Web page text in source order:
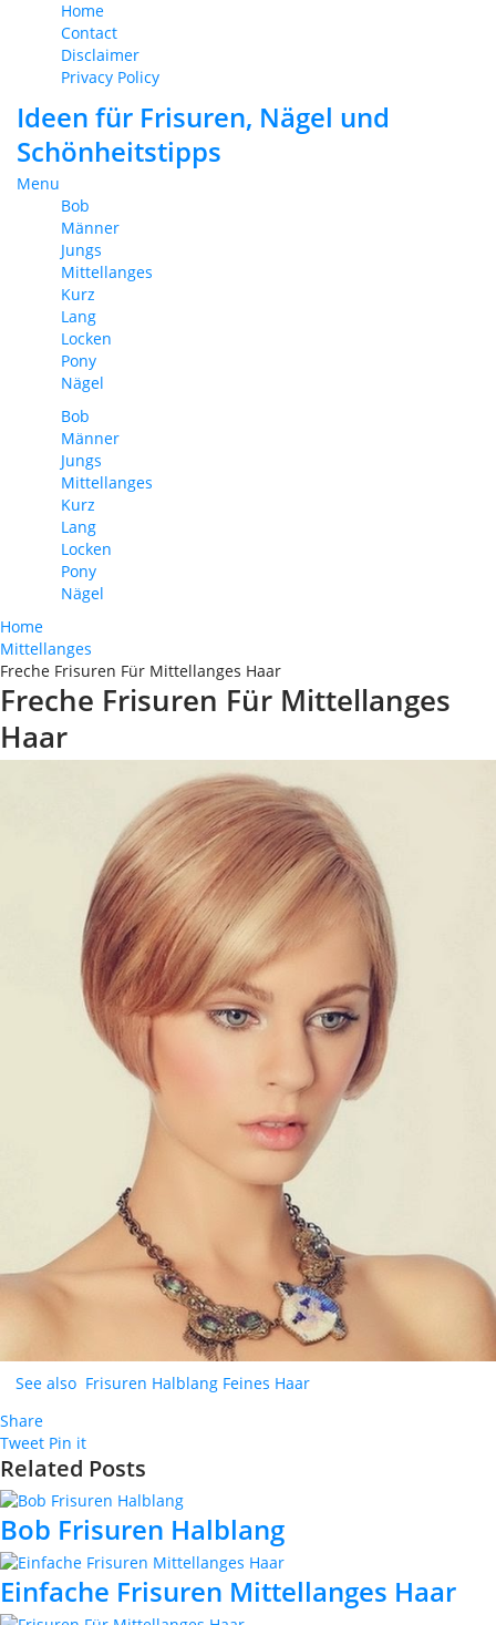
Home
Contact
Disclaimer
Privacy Policy
Ideen für Frisuren, Nägel und
Schönheitstipps
Menu
Bob
Männer
Jungs
Mittellanges
Kurz
Lang
Locken
Pony
Nägel
Bob
Männer
Jungs
Mittellanges
Kurz
Lang
Locken
Pony
Nägel
Home
Mittellanges
Freche Frisuren Für Mittellanges Haar
Freche Frisuren Für Mittellanges
Haar
See also Frisuren Halblang Feines Haar
Share
Tweet Pin it
Related Posts
Bob Frisuren Halblang
Einfache Frisuren Mittellanges Haar